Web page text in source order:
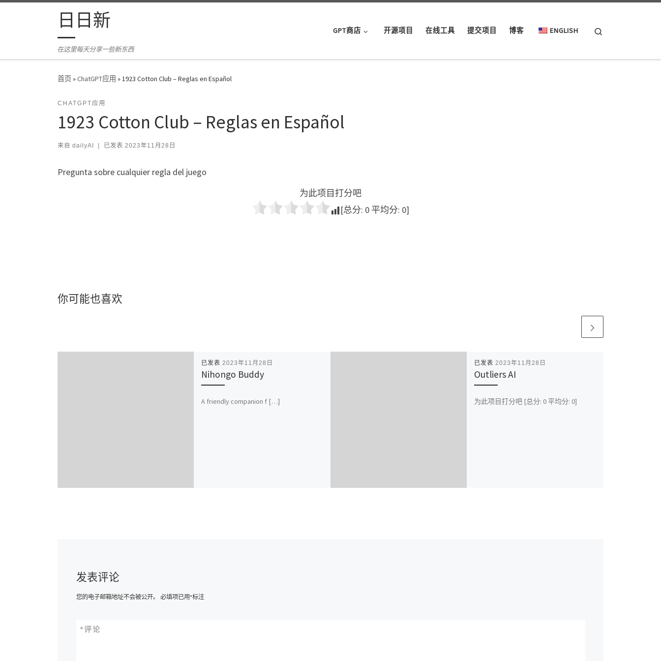
Skip to content日日新
在这里每天分享一些新东西
GPT商店 开源项目 在线工具 提交项目 博客 ENGLISH
首页»ChatGPT应用 »1923 Cotton Club – Reglas en Español
CHATGPT应用
1923 Cotton Club – Reglas en Español
来自 dailyAI 已发表 2023年11月28日
Pregunta sobre cualquier regla del juego
为此项目打分吧
[总分: 0 平均分: 0]
你可能也喜欢
已发表 2023年11月28日
Nihongo Buddy
A friendly companion f […]
已发表 2023年11月28日
Outliers AI
为此项目打分吧 [总分: 0 平均分: 0]
发表评论
您的电子邮箱地址不会被公开。 必填项已用*标注
评论
*